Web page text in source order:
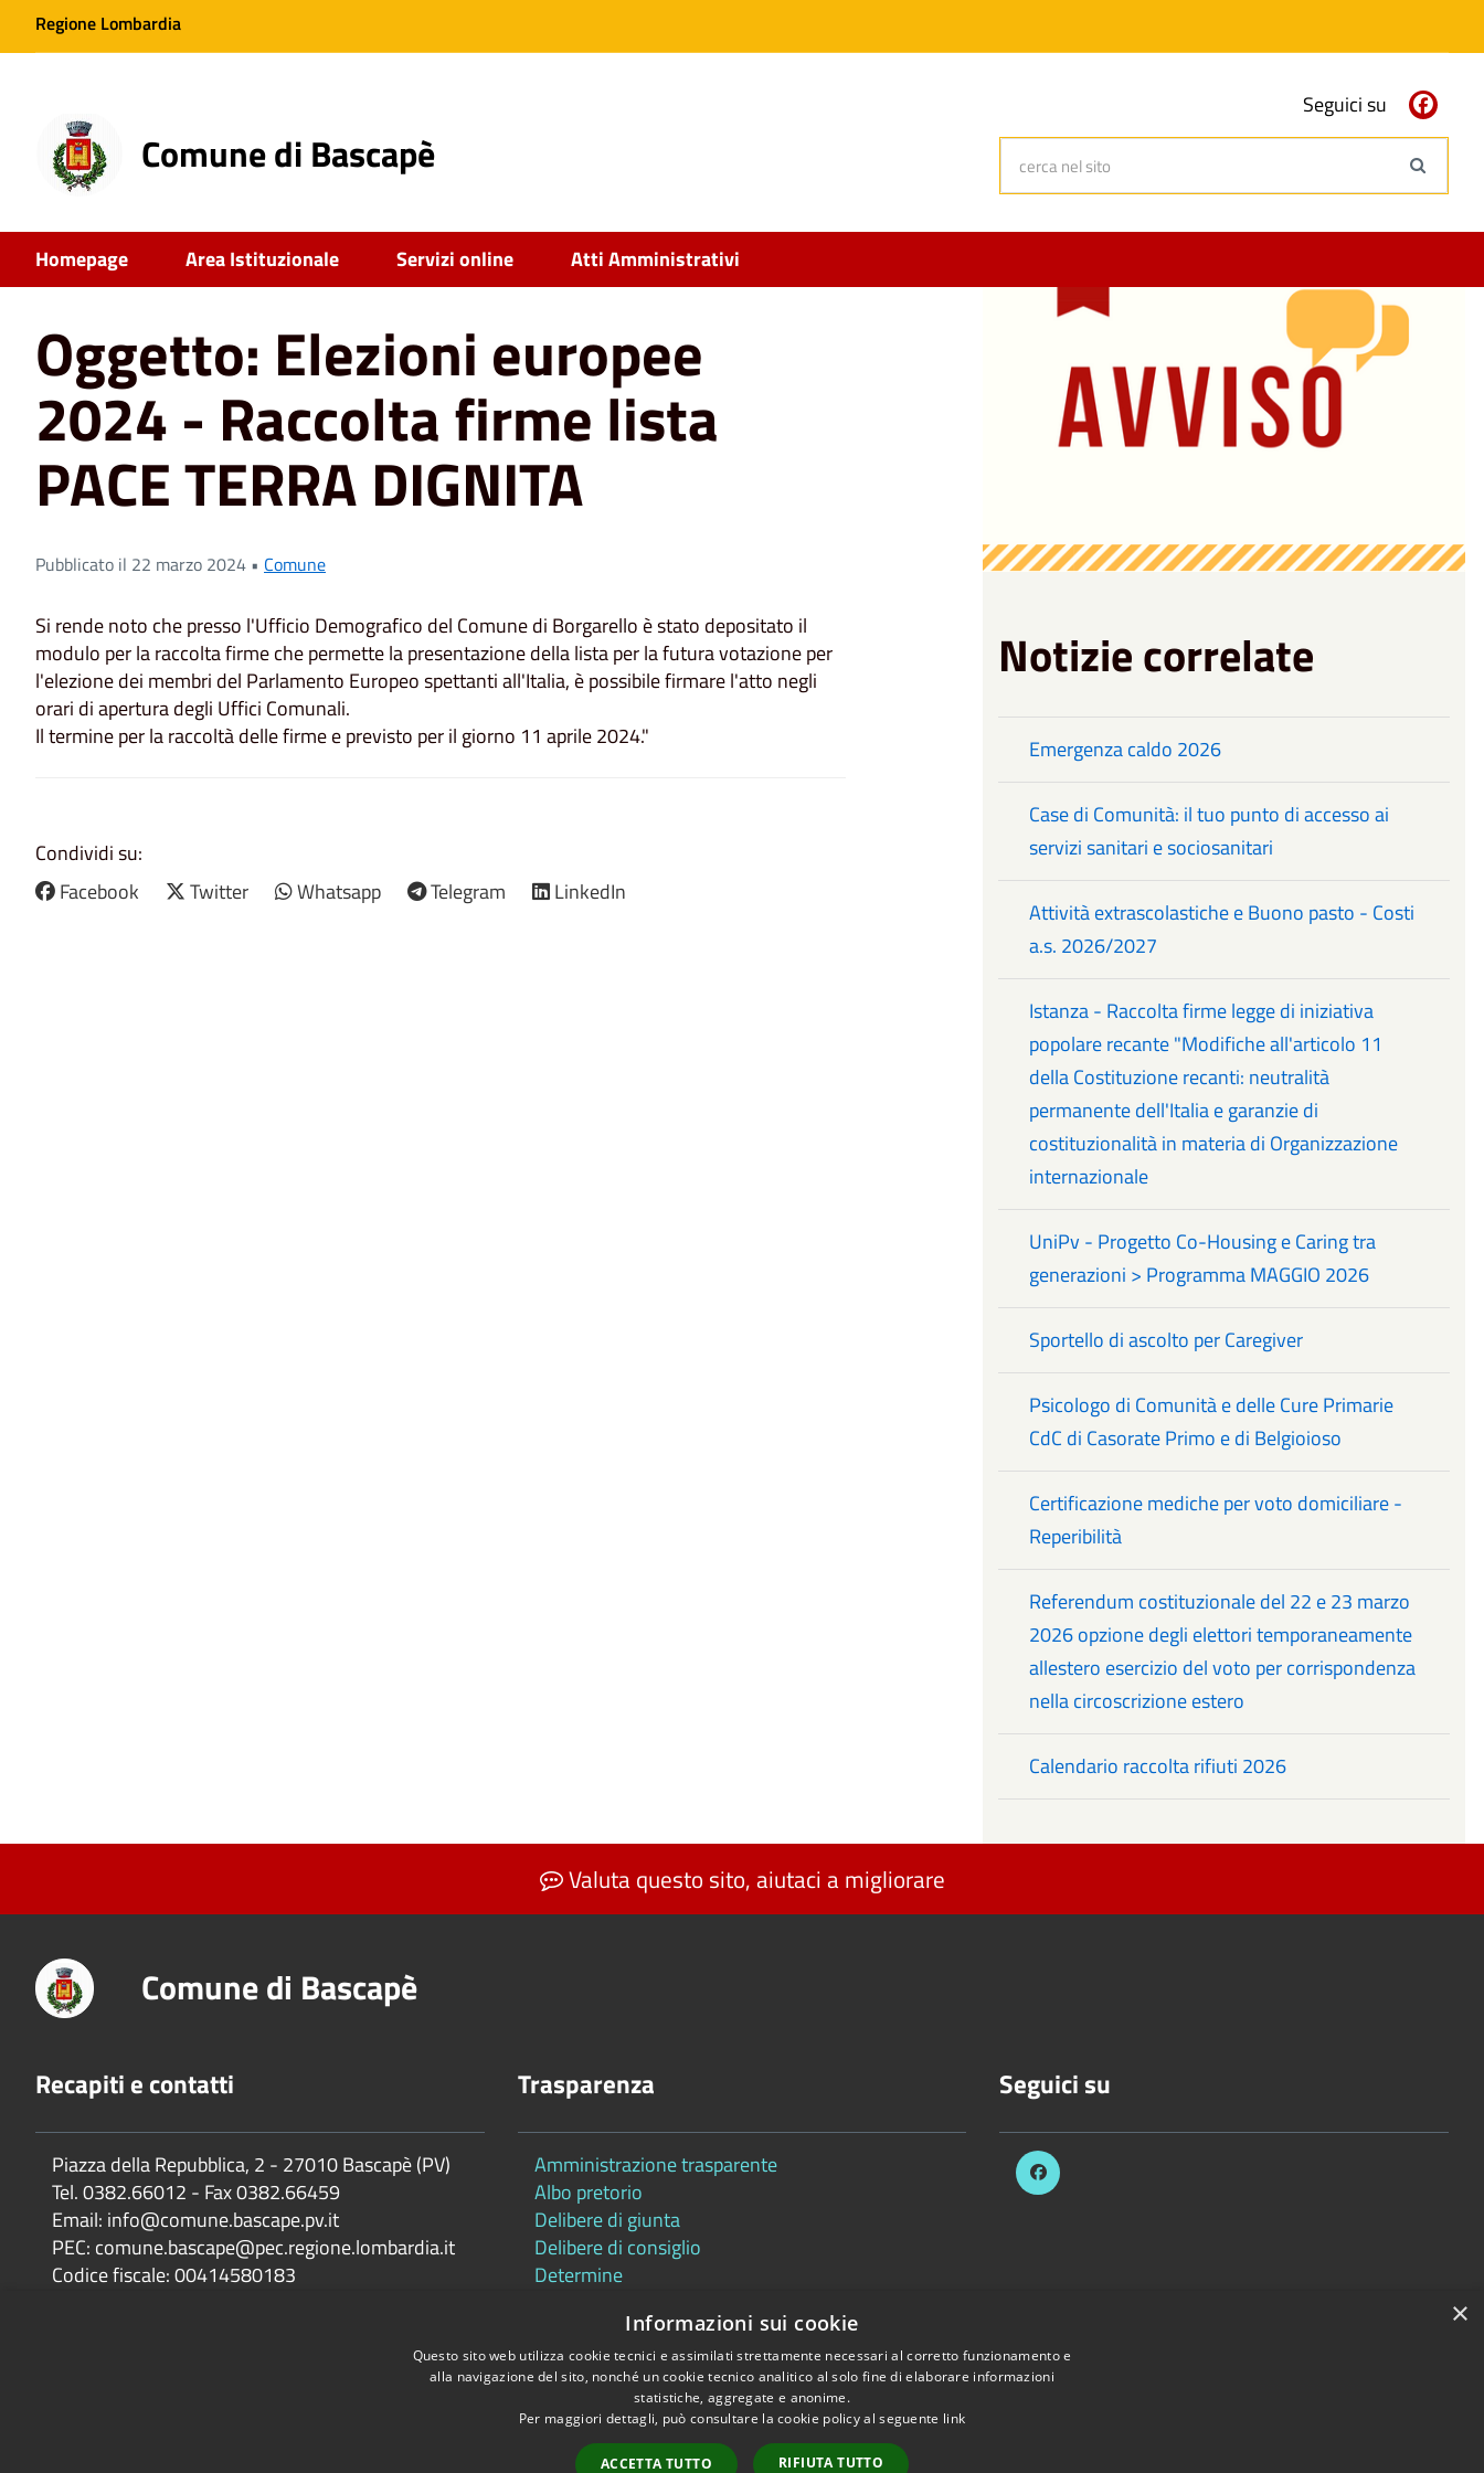
Regione Lombardia
Comune di Bascapè
Seguici su
Homepage Area Istituzionale Servizi online Atti Amministrativi
Home News Comune Oggetto: Elezioni europee 2024 - Raccolta firme lista PACE TERRA DIGNITA
Oggetto: Elezioni europee
2024 - Raccolta firme lista
PACE TERRA DIGNITA
Pubblicato il 22 marzo 2024 • Comune
Si rende noto che presso l'Ufficio Demografico del Comune di Borgarello è stato depositato il
modulo per la raccolta firme che permette la presentazione della lista per la futura votazione per
l'elezione dei membri del Parlamento Europeo spettanti all'Italia, è possibile firmare l'atto negli
orari di apertura degli Uffici Comunali.
Il termine per la raccoltà delle firme e previsto per il giorno 11 aprile 2024."
Condividi su:
Facebook
Twitter Whatsapp Telegram LinkedIn
Notizie correlate
Emergenza caldo 2026
Case di Comunità: il tuo punto di accesso ai
servizi sanitari e sociosanitari
Attività extrascolastiche e Buono pasto - Costi
a.s. 2026/2027
Istanza - Raccolta firme legge di iniziativa
popolare recante "Modifiche all'articolo 11
della Costituzione recanti: neutralità
permanente dell'Italia e garanzie di
costituzionalità in materia di Organizzazione
internazionale
UniPv - Progetto Co-Housing e Caring tra
generazioni > Programma MAGGIO 2026
Sportello di ascolto per Caregiver
Psicologo di Comunità e delle Cure Primarie
CdC di Casorate Primo e di Belgioioso
Certificazione mediche per voto domiciliare -
Reperibilità
Referendum costituzionale del 22 e 23 marzo
2026 opzione degli elettori temporaneamente
allestero esercizio del voto per corrispondenza
nella circoscrizione estero
Calendario raccolta rifiuti 2026
Valuta questo sito, aiutaci a migliorare
Comune di Bascapè
Recapiti e contatti
Piazza della Repubblica, 2 - 27010 Bascapè (PV)
Tel. 0382.66012 - Fax 0382.66459
Email: info@comune.bascape.pv.it
PEC: comune.bascape@pec.regione.lombardia.it
Codice fiscale: 00414580183
Trasparenza
Amministrazione trasparente
Albo pretorio
Delibere di giunta
Delibere di consiglio
Determine
Seguici su
Copyright © 2026 • Comune di Bascapè • Powered by
×
Informazioni sui cookie
Questo sito web utilizza cookie tecnici e assimilati strettamente necessari al corretto funzionamento e
alla navigazione del sito, nonché un cookie tecnico analitico al solo fine di elaborare informazioni
statistiche, aggregate e anonime.
Per maggiori dettagli, può consultare la cookie policy al seguente link
ACCETTA TUTTO RIFIUTA TUTTO